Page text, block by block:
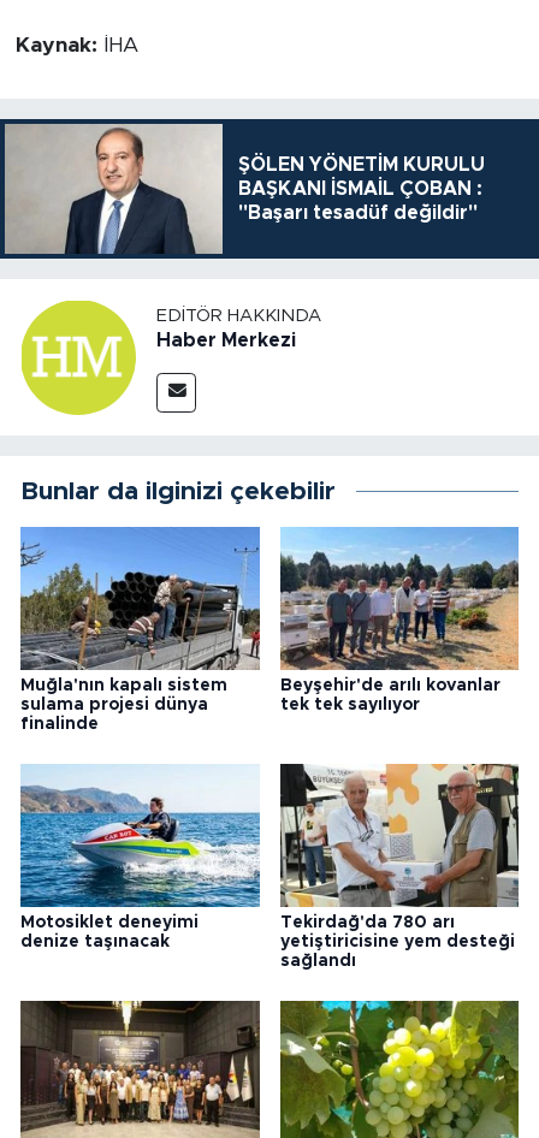
Kaynak: İHA
ŞÖLEN YÖNETİM KURULU
BAŞKANI İSMAİL ÇOBAN :
"Başarı tesadüf değildir"
EDITÖR HAKKINDA
Haber Merkezi
Bunlar da ilginizi çekebilir
Muğla'nın kapalı sistem
sulama projesi dünya
finalinde
Beyşehir'de arılı kovanlar
tek tek sayılıyor
Motosiklet deneyimi
denize taşınacak
Tekirdağ'da 780 arı
yetiştiricisine yem desteği
sağlandı